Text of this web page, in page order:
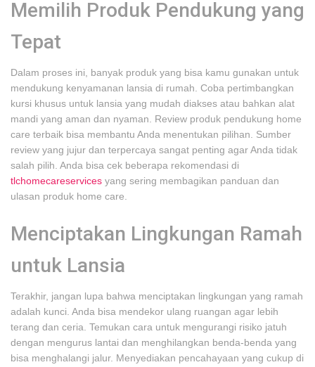
Memilih Produk Pendukung yang
Tepat
Dalam proses ini, banyak produk yang bisa kamu gunakan untuk
mendukung kenyamanan lansia di rumah. Coba pertimbangkan
kursi khusus untuk lansia yang mudah diakses atau bahkan alat
mandi yang aman dan nyaman. Review produk pendukung home
care terbaik bisa membantu Anda menentukan pilihan. Sumber
review yang jujur dan terpercaya sangat penting agar Anda tidak
salah pilih. Anda bisa cek beberapa rekomendasi di
tlchomecareservices yang sering membagikan panduan dan
ulasan produk home care.
Menciptakan Lingkungan Ramah
untuk Lansia
Terakhir, jangan lupa bahwa menciptakan lingkungan yang ramah
adalah kunci. Anda bisa mendekor ulang ruangan agar lebih
terang dan ceria. Temukan cara untuk mengurangi risiko jatuh
dengan mengurus lantai dan menghilangkan benda-benda yang
bisa menghalangi jalur. Menyediakan pencahayaan yang cukup di